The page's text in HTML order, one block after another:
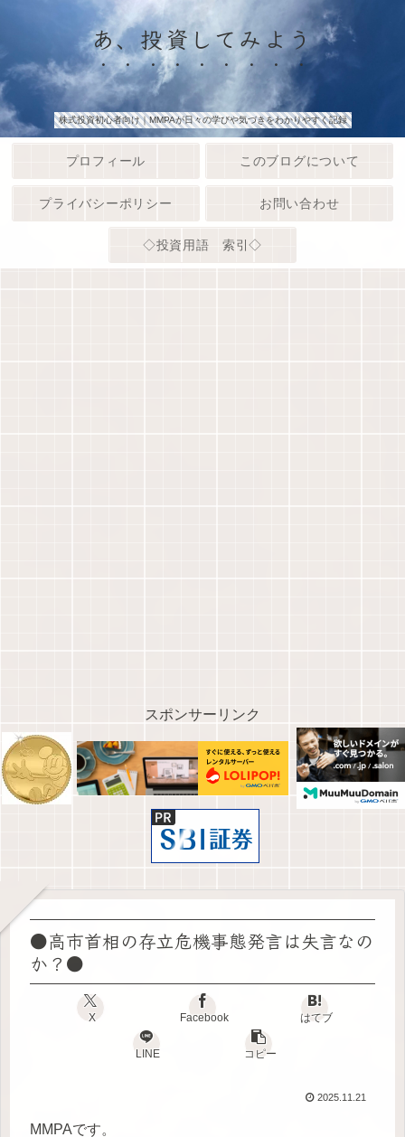
あ、投資してみよう
株式投資初心者向け｜MMPAが日々の学びや気づきをわかりやすく記録
プロフィール このブログについて
プライバシーポリシー お問い合わせ
◇投資用語 索引◇
スポンサーリンク
●高市首相の存立危機事態発言は失言なの
か？●
X Facebook はてブ
LINE コピー
2025.11.21
MMPAです。